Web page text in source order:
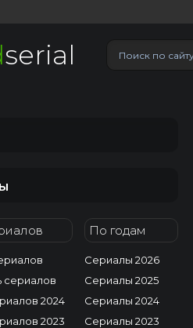
serial
сериалов
2024
2023
По годам
Сериалы 2026
Сериалы 2025
Сериалы 2024
Сериалы 2023